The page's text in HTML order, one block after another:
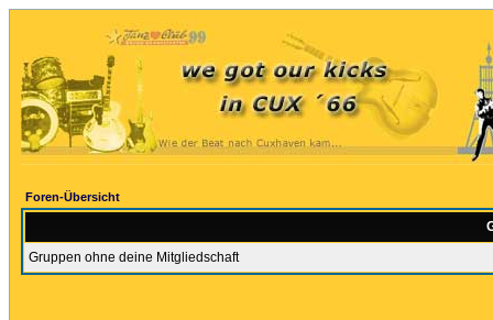
Foren-Übersicht
Gruppen ohne deine Mitgliedschaft